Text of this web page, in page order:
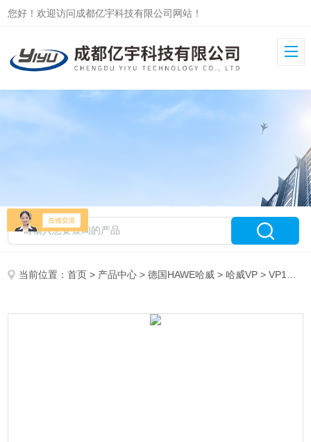
您好！欢迎访问成都亿宇科技有限公司网站！
当前位置：首页 > 产品中心 >德国HAWE哈威 >哈威VP > VP1R-1/2-G24即刻发货HAWE哈威截止式电磁换向阀VP1R